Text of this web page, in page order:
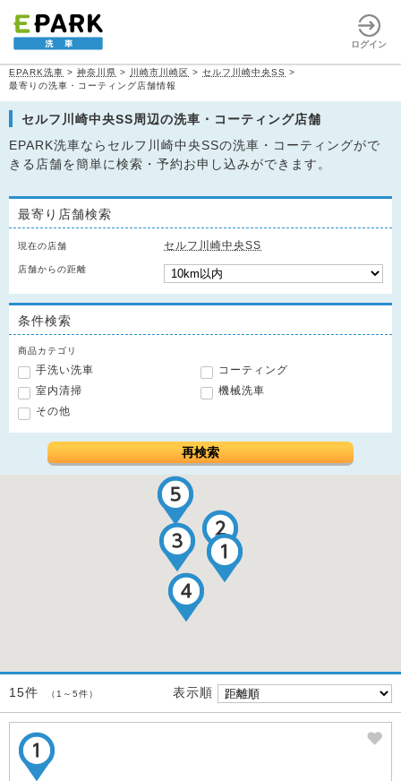
ログイン
EPARK洗車 > 神奈川県 > 川崎市川崎区 > セルフ川崎中央SS >
最寄りの洗車・コーティング店舗情報
セルフ川崎中央SS周辺の洗車・コーティング店舗
EPARK洗車ならセルフ川崎中央SSの洗車・コーティングがで
きる店舗を簡単に検索・予約お申し込みができます。
最寄り店舗検索
現在の店舗 セルフ川崎中央SS
店舗からの距離
条件検索
商品カテゴリ
手洗い洗車
コーティング
室内清掃
機械洗車
その他
再検索
15件 （1～5件） 表示順